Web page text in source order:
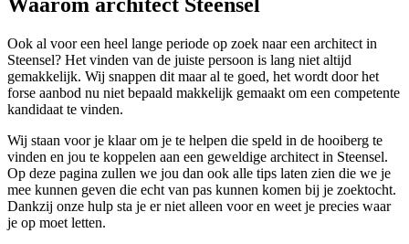
Ook al voor een heel lange periode op zoek naar een architect in
Steensel? Het vinden van de juiste persoon is lang niet altijd
gemakkelijk. Wij snappen dit maar al te goed, het wordt door het
forse aanbod nu niet bepaald makkelijk gemaakt om een competente
kandidaat te vinden.
Wij staan voor je klaar om je te helpen die speld in de hooiberg te
vinden en jou te koppelen aan een geweldige architect in Steensel.
Op deze pagina zullen we jou dan ook alle tips laten zien die we je
mee kunnen geven die echt van pas kunnen komen bij je zoektocht.
Dankzij onze hulp sta je er niet alleen voor en weet je precies waar
je op moet letten.